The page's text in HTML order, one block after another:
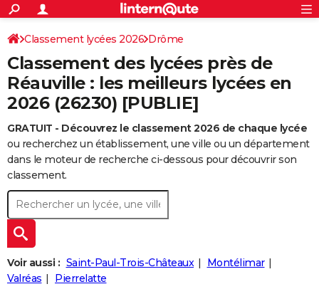
ACTUALITÉS
Politique
Société
Faits Divers
Education
Monde
Villes
+
SPORT
Coupe du monde 2026
Football
Tennis
Cyclisme
Rugby
Forum
CULTURE
Programme TV
TNT
Streaming
Cinéma
Sorties cinéma
Musique
+
FINANCE
Retraite
Impôts
Epargne
Immobilier
Risques naturels par ville
Banque
Assurance
Crédit
AUTO
Essais
Réserver un essai
Citadines
Berlines
SUV
Forum auto
+
HIGH-TECH
BRICOLAGE
Forum
Aménagement intérieur
Extérieur
Cuisine
Salle de bains
Jardinage
Rangement
+WEEK-END
Guides de France
Escapades
Patrimoine
Expositions
Musées
Week-end nature
+
LIFESTYLE
Art de vivre
Bien-être
Loisirs
Mode
Modes de vie
+SANTE
S'inscrire
Connexion
Classement lycées 2026 Drôme
Classement des lycées près de
Réauville : les meilleurs lycées en
2026 (26230) [PUBLIE]
GRATUIT - Découvrez le classement 2026 de chaque lycée
ou recherchez un établissement, une ville ou un département
dans le moteur de recherche ci-dessous pour découvrir son
classement.
Voir aussi : Saint-Paul-Trois-Châteaux
Montélimar
Valréas
Pierrelatte